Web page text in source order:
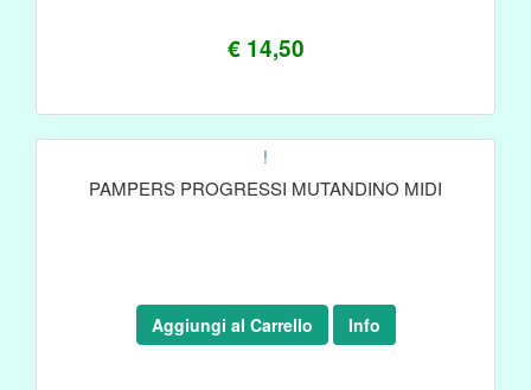
€ 14,50
!
PAMPERS PROGRESSI MUTANDINO MIDI
Aggiungi al Carrello Info